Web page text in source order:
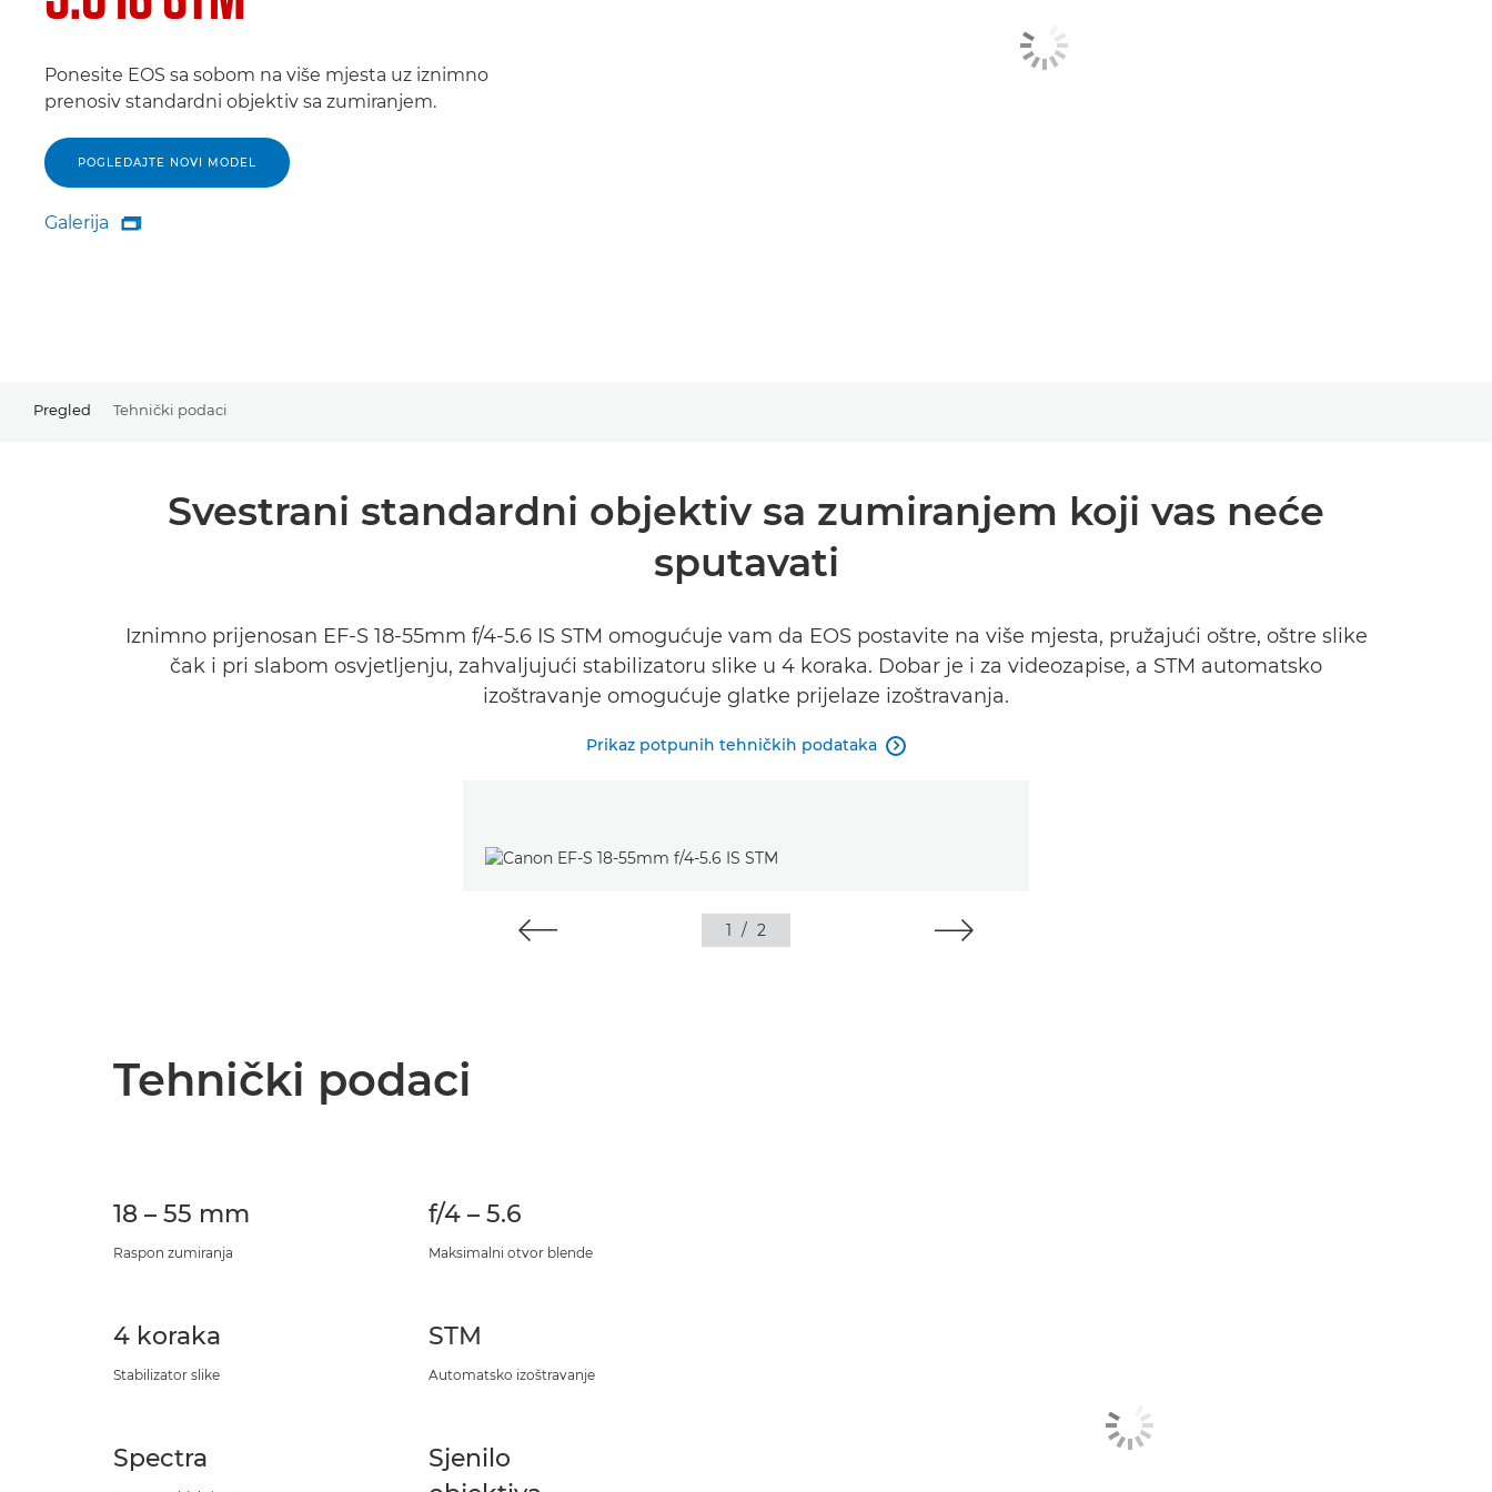
Ponesite EOS sa sobom na više mjesta uz iznimno
prenosiv standardni objektiv sa zumiranjem.
POGLEDAJTE NOVI MODEL
Galerija
Galerija

Pregled Tehnički podaci
Svestrani standardni objektiv sa zumiranjem koji vas neće
sputavati
Iznimno prijenosan EF-S 18-55mm f/4-5.6 IS STM omogućuje vam da EOS postavite na više mjesta, pružajući oštre, oštre slike
čak i pri slabom osvjetljenju, zahvaljujući stabilizatoru slike u 4 koraka. Dobar je i za videozapise, a STM automatsko
izoštravanje omogućuje glatke prijelaze izoštravanja.
Prikaz potpunih tehničkih podataka 
1 / 2
Tehnički podaci
18 – 55 mm
Raspon zumiranja
f/4 – 5.6
Maksimalni otvor blende
4 koraka
Stabilizator slike
STM
Automatsko izoštravanje
Spectra
Sjenilo